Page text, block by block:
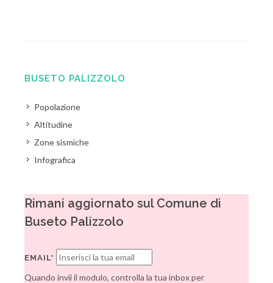
BUSETO PALIZZOLO
Popolazione
Altitudine
Zone sismiche
Infografica
Rimani aggiornato sul Comune di
Buseto Palizzolo
EMAIL*
Quando invii il modulo, controlla la tua inbox per